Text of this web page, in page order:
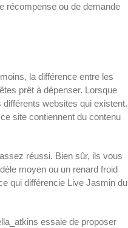
récompense ou de demande
la différence entre les
prêt à dépenser. Lorsque
websites qui existent.
site contiennent du contenu
réussi. Bien sûr, ils vous
moyen ou un renard froid
qui différencie Live Jasmin du
essaie de proposer